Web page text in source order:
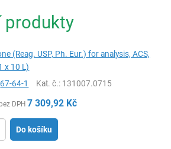
produkty
(Reag. USP, Ph. Eur.) for analysis, ACS,
x 10 L)
67-64-1 Kat. č.: 131007.0715
DPH 7 309,92 Kč
Do košíku